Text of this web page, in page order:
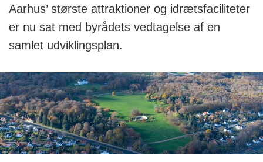
Aarhus’ største attraktioner og idrætsfaciliteter
er nu sat med byrådets vedtagelse af en
samlet udviklingsplan.